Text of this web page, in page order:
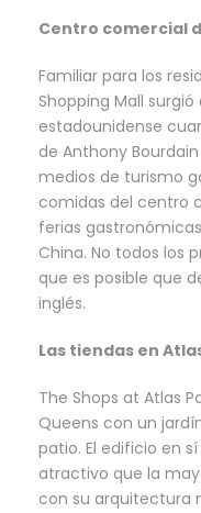
Centro comercial
Familiar para los
Shopping Mall
estadounidense
de Anthony
medios de turismo
comidas del centro
ferias
China. No todos los
que es posible que
inglés.
Las tiendas en
The Shops at Atlas
Queens con un
patio. El edificio en
atractivo que la
con su arquitectura